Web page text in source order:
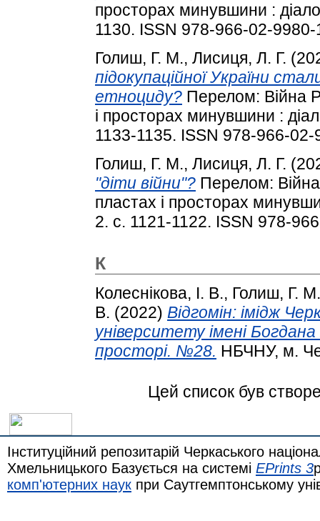
просторах минувшини :
1130. ISSN 978-966-02-9980-
Голиш, Г. М., Лисиця, Л. Г.
підокупаційної України
етноциду? Перелом: Війна
і просторах минувшини :
1133-1135. ISSN 978-966-02-
Голиш, Г. М., Лисиця, Л. Г.
"діти війни"? Перелом: Війна
пластах і просторах
2. с. 1121-1122. ISSN 978-
К
Колеснікова, І. В., Голиш, Г. М.
В. (2022) Відгомін: імідж
університету імені
просторі. №28. НБЧНУ, м.
Цей список був
Інституційний репозитарій Черкаського
Хмельницького Базується на системі EPrints 3
комп'ютерних наук при Саутгемптонському